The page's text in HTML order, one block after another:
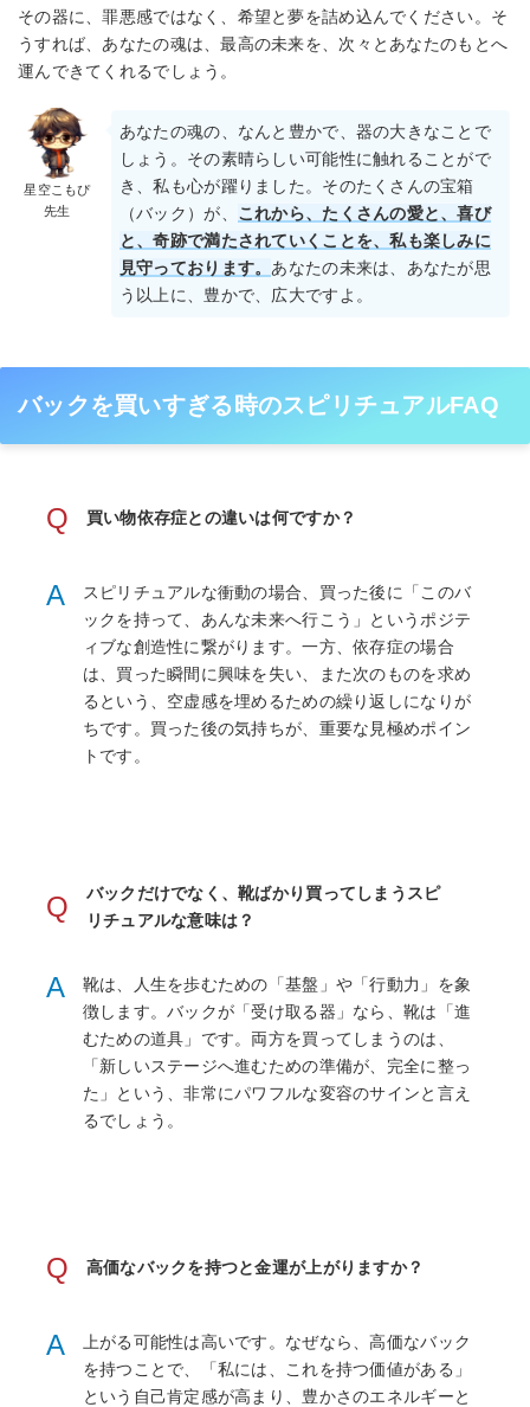
その器に、罪悪感ではなく、希望と夢を詰め込んでください。そ
うすれば、あなたの魂は、最高の未来を、次々とあなたのもとへ
運んできてくれるでしょう。
星空こもぴ
先生
あなたの魂の、なんと豊かで、器の大きなことで
しょう。その素晴らしい可能性に触れることがで
き、私も心が躍りました。そのたくさんの宝箱
（バック）が、 これから、たくさんの愛と、喜び
と、奇跡で満たされていくことを、私も楽しみに
見守っております。あなたの未来は、あなたが思
う以上に、豊かで、広大ですよ。
バックを買いすぎる時のスピリチュアルFAQ
Q 買い物依存症との違いは何ですか？
A
スピリチュアルな衝動の場合、買った後に「このバ
ックを持って、あんな未来へ行こう」というポジテ
ィブな創造性に繋がります。一方、依存症の場合
は、買った瞬間に興味を失い、また次のものを求め
るという、空虚感を埋めるための繰り返しになりが
ちです。買った後の気持ちが、重要な見極めポイン
トです。
Q
バックだけでなく、靴ばかり買ってしまうスピ
リチュアルな意味は？
A
靴は、人生を歩むための「基盤」や「行動力」を象
徴します。バックが「受け取る器」なら、靴は「進
むための道具」です。両方を買ってしまうのは、
「新しいステージへ進むための準備が、完全に整っ
た」という、非常にパワフルな変容のサインと言え
るでしょう。
Q 高価なバックを持つと金運が上がりますか？
A
上がる可能性は高いです。なぜなら、高価なバック
を持つことで、「私には、これを持つ価値がある」
という自己肯定感が高まり、豊かさのエネルギーと